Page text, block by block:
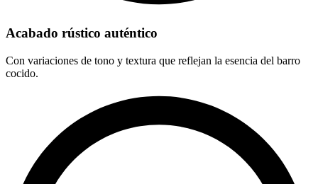
Acabado rústico auténtico
Con variaciones de tono y textura que reflejan la esencia del barro
cocido.